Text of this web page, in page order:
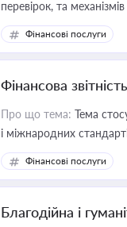
перевірок, та
Фінансові послуги
Фінансова
Про що тема: Тема
і міжнародних
Фінансові послуги
Благодійна і